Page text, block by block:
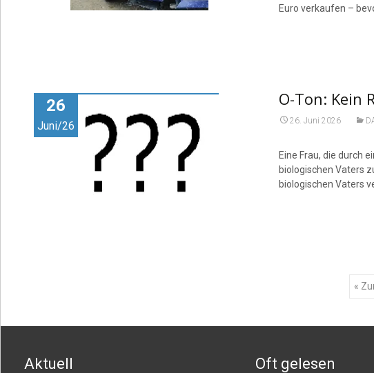
Euro verkaufen –
26
Juni/26
O-Ton: Kein
26. Juni 2026
Eine Frau, die durch
biologischen Vaters
biologischen Vaters
navigation
«
Aktuell Oft gelesen